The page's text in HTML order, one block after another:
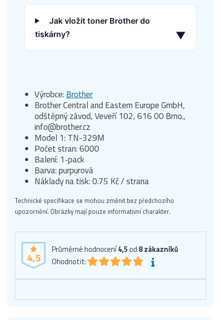
Jak vložit toner Brother do
tiskárny?
▼
Výrobce: Brother
Brother Central and Eastern Europe GmbH,
odštěpný závod, Veveří 102, 616 00 Brno.,
info@brother.cz
Model 1: TN-329M
Počet stran: 6000
Balení: 1-pack
Barva: purpurová
Náklady na tisk: 0.75 Kč / strana
Technické specifikace se mohou změnit bez předchozího
upozornění. Obrázky mají pouze informativní charakter.
4,5
Průměrné hodnocení4,5od 8zákazníků
Ohodnotit: